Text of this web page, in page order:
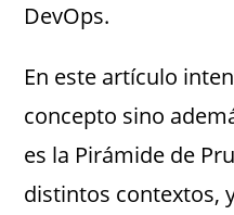
DevOps.
En este artículo
concepto sino
es la Pirámide de
distintos contextos,